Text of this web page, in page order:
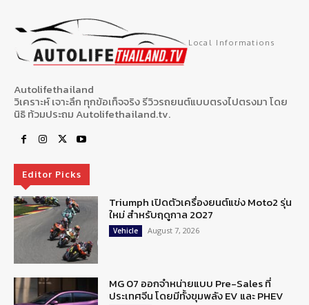
Local Informations
Autolifethailand
วิเคราะห์ เจาะลึก ทุกข้อเท็จจริง รีวิวรถยนต์แบบตรงไปตรงมา โดย
นิธิ ท้วมประถม Autolifethailand.tv.
Editor Picks
Triumph เปิดตัวเครื่องยนต์แข่ง Moto2 รุ่น
ใหม่ สำหรับฤดูกาล 2027
Vehicle August 7, 2026
MG 07 ออกจำหน่ายแบบ Pre-Sales ที่
ประเทศจีน โดยมีทั้งขุมพลัง EV และ PHEV